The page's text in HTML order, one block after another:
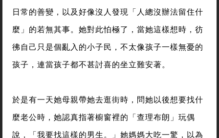
日常的善變，以及好像沒人發現「人總沒辦法留住什
麼」的若無其事。她對此怕極了，當她這樣想時，彷
彿自己只是個亂入的小子民，不太像孩子一樣無憂的
孩子，連當孩子都不甚討喜的坐立難安著。
於是有一天她母親帶她去逛街時，問她以後想要找什
麼老公時，她認真指著櫥窗裡的「查理布朗」玩偶
說，「我要找這樣的男生。」她媽媽大吃一驚，以為